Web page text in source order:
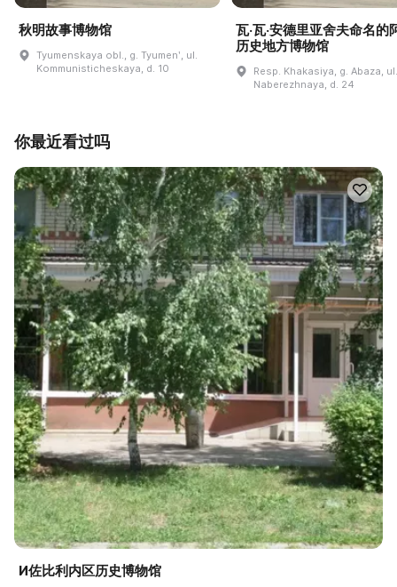
秋明故事博物馆
Tyumenskaya obl., g. Tyumenʹ, ul.
Kommunisticheskaya, d. 10
瓦·瓦·安德里亚舍夫命名的
历史地方博物馆
Resp. Khakasiya, g. Abaza, ul.
Naberezhnaya, d. 24
你最近看过吗
И佐比利内区历史博物馆